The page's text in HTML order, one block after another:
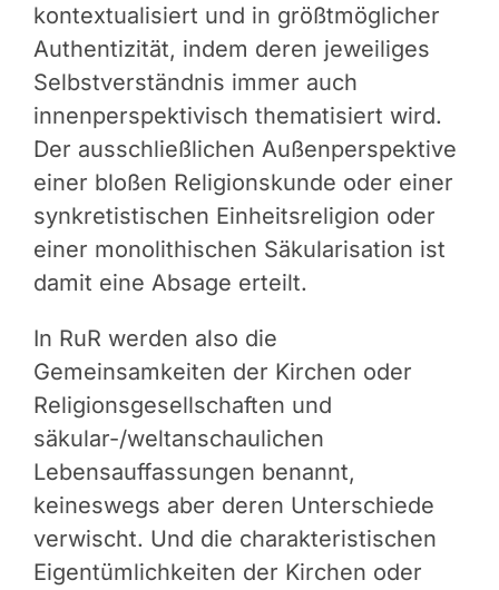
kontextualisiert und in größtmöglicher
Authentizität, indem deren jeweiliges
Selbstverständnis immer auch
innenperspektivisch thematisiert wird.
Der ausschließlichen Außenperspektive
einer bloßen Religionskunde oder einer
synkretistischen Einheitsreligion oder
einer monolithischen Säkularisation ist
damit eine Absage erteilt.
In RuR werden also die
Gemeinsamkeiten der Kirchen oder
Religionsgesellschaften und
säkular-/weltanschaulichen
Lebensauffassungen benannt,
keineswegs aber deren Unterschiede
verwischt. Und die charakteristischen
Eigentümlichkeiten der Kirchen oder